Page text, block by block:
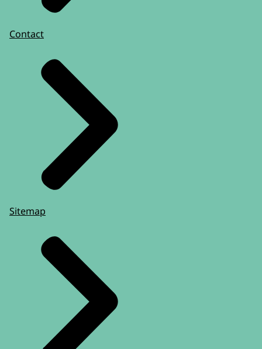
Contact
Sitemap